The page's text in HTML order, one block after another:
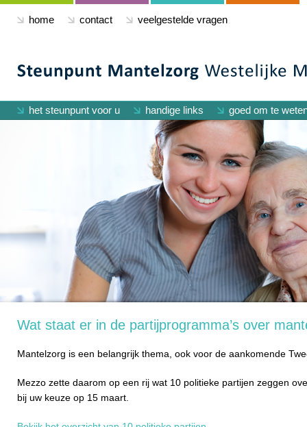
home contact veelgestelde vragen
het steunpunt voor u handige links goed om te
Wat staat er in de partijprogramma’s over
Mantelzorg is een belangrijk thema, ook voor de aankomende
Mezzo zette daarom op een rij wat 10 politieke partijen zeggen
bij uw keuze op 15 maart.